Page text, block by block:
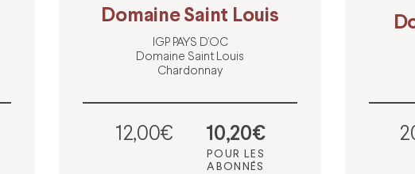
Domaine Saint Louis
IGP PAYS D’OC
Domaine Saint Louis
Chardonnay
12,00€ 10,20€
POUR LES
ABONNÉS